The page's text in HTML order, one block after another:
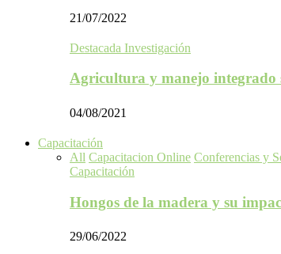
21/07/2022
Destacada Investigación
Agricultura y manejo integrado
04/08/2021
Capacitación
All Capacitacion Online Conferencias y
Capacitación
Hongos de la madera y su
29/06/2022